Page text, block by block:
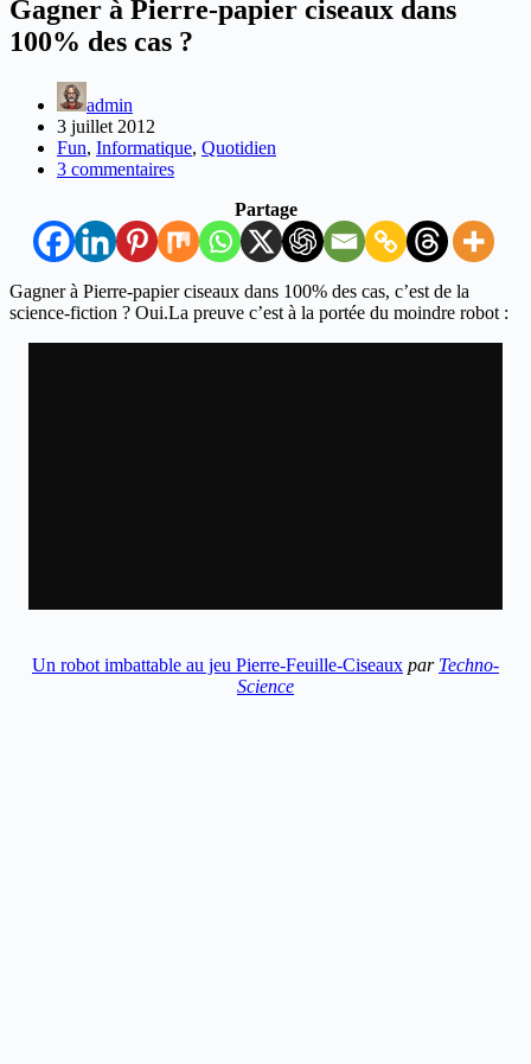
Gagner à Pierre-papier ciseaux dans
100% des cas ?
admin
3 juillet 2012
Fun, Informatique, Quotidien
3 commentaires
Partage
Gagner à Pierre-papier ciseaux dans 100% des cas, c’est de la
science-fiction ? Oui.La preuve c’est à la portée du moindre robot :
Un robot imbattable au jeu Pierre-Feuille-Ciseaux par Techno-
Science